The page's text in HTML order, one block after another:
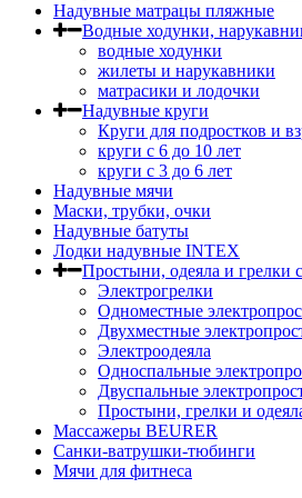
Надувные матрацы пляжные
Водные ходунки,
водные ходунки
жилеты и нарукавники
матрасики и лодочки
Надувные круги
Круги для подростков и
круги с 6 до 10 лет
круги c 3 до 6 лет
Надувные мячи
Маски, трубки, очки
Надувные батуты
Лодки надувные INTEX
Простыни, одеяла и грелки
Электрогрелки
Одноместные
Двухместные
Электроодеяла
Односпальные
Двуспальные
Простыни, грелки и
Массажеры BEURER
Санки-ватрушки-тюбинги
Мячи для фитнеса